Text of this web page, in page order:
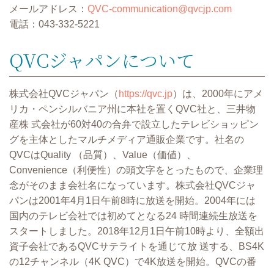
メールアドレス： QVC-communication@qvcjp.com
電話：043-332-5221
QVCジャパンについて
株式会社QVCジャパン（ https://qvc.jp）は、2000年にアメ
リカ・ペンシルバニア州に本社を置くQVC社と、三井物
産株 式会社が60対40の合弁で設⽴したテレビショッピン
グを主体としたマルチメディア通販企業です。社名の
QVCはQuality （品質）、Value（価値）、
Convenience（利便性）の頭⽂字をとったもので、企業理
念がそのまま会社名になっています。株式会社QVCジャ
パンは2001年4⽉1⽇午前8時に放送を開始。2004年には
国内のテレビ会社では初めてとなる24 時間連続⽣放送を
スタートしました。2018年12⽉1⽇午前10時より、全額出
資⼦会社であるQVCサテライトを通じて放 送する、BS4K
の12チャンネル（4K QVC）で4K放送を開始。QVCの番